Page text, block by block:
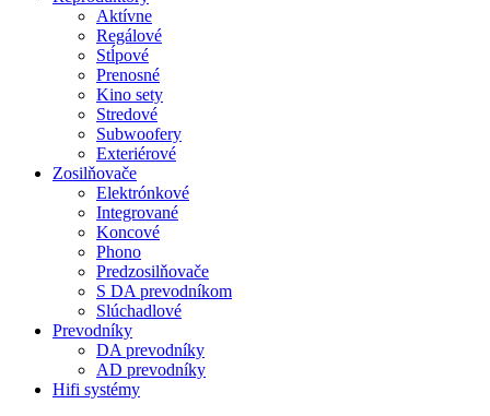
Aktívne
Regálové
Stĺpové
Prenosné
Kino sety
Stredové
Subwoofery
Exteriérové
Zosilňovače
Elektrónkové
Integrované
Koncové
Phono
Predzosilňovače
S DA prevodníkom
Slúchadlové
Prevodníky
DA prevodníky
AD prevodníky
Hifi systémy